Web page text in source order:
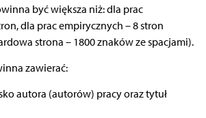
być większa niż: dla prac
dla prac empirycznych – 8 stron
strona – 1800 znaków ze spacjami).
zawierać:
autora (autorów) pracy oraz tytuł